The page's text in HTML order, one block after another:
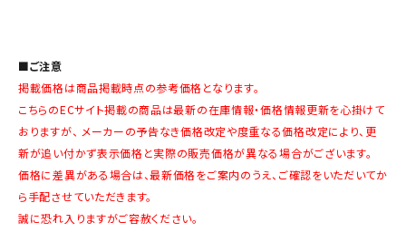
■ご注意
掲載価格は商品掲載時点の参考価格となります。
こちらのECサイト掲載の商品は最新の在庫情報・価格情報更新を心掛けて
おりますが、 メーカーの予告なき価格改定や度重なる価格改定により、更
新が追い付かず表示価格と実際の販売価格が異なる場合がございます。
価格に差異がある場合は、最新価格をご案内のうえ、ご確認をいただいてか
ら手配させていただきます。
誠に恐れ入りますがご容赦ください。